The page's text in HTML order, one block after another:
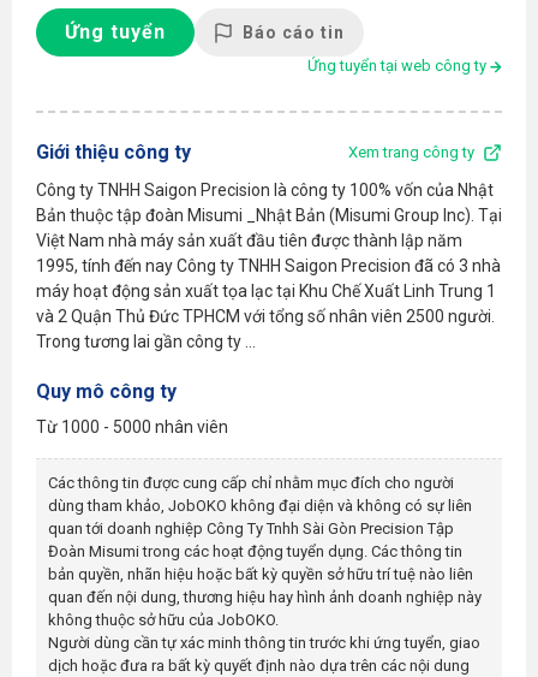
Ứng tuyển Báo cáo tin
Ứng tuyển tại web công ty
Giới thiệu công ty Xem trang công ty
Công ty TNHH Saigon Precision là công ty 100% vốn của Nhật
Bản thuộc tập đoàn Misumi _Nhật Bản (Misumi Group Inc). Tại
Việt Nam nhà máy sản xuất đầu tiên được thành lập năm
1995, tính đến nay Công ty TNHH Saigon Precision đã có 3 nhà
máy hoạt động sản xuất tọa lạc tại Khu Chế Xuất Linh Trung 1
và 2 Quận Thủ Đức TPHCM với tổng số nhân viên 2500 người.
Trong tương lai gần công ty ...
Quy mô công ty
Từ 1000 - 5000 nhân viên
Các thông tin được cung cấp chỉ nhằm mục đích cho người
dùng tham khảo, JobOKO không đại diện và không có sự liên
quan tới doanh nghiệp Công Ty Tnhh Sài Gòn Precision Tập
Đoàn Misumitrong các hoạt động tuyển dụng. Các thông tin
bản quyền, nhãn hiệu hoặc bất kỳ quyền sở hữu trí tuệ nào liên
quan đến nội dung, thương hiệu hay hình ảnh doanh nghiệp này
không thuộc sở hữu của JobOKO.
Người dùng cần tự xác minh thông tin trước khi ứng tuyển, giao
dịch hoặc đưa ra bất kỳ quyết định nào dựa trên các nội dung